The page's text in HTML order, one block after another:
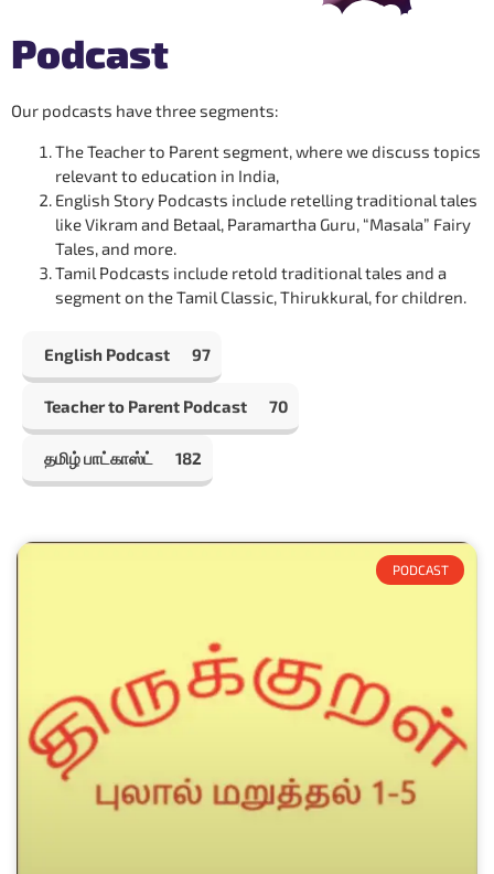
Podcast
Our podcasts have three segments:
The Teacher to Parent segment, where we discuss topics
relevant to education in India,
English Story Podcasts include retelling traditional tales
like Vikram and Betaal, Paramartha Guru, “Masala” Fairy
Tales, and more.
Tamil Podcasts include retold traditional tales and a
segment on the Tamil Classic, Thirukkural, for children.
English Podcast 97
Teacher to Parent Podcast 70
தமிழ் பாட்காஸ்ட் 182
PODCAST